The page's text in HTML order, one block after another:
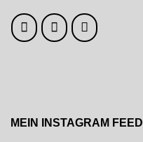
MEIN INSTAGRAM FEED